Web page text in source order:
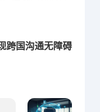
跨国沟通无障碍